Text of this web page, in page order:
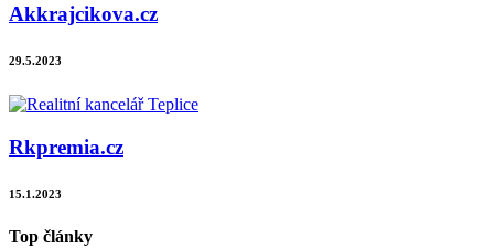
Akkrajcikova.cz
29.5.2023
Rkpremia.cz
15.1.2023
Top články